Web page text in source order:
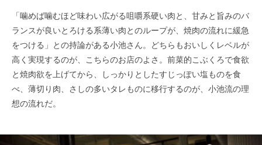
「噛めば噛むほど味わい広がる咀嚼系硬い肉と、甘みと旨みのバ
ランスが良いとろける系薄い肉とのループが、焼肉の流れに緩急
をつける」との持論がある小池さん。どちらもおいしくレベルが
高く実現するのが、こちらのお店のよさ。前菜的こぶくろで食欲
と焼肉欲を上げてから、しっかりとしたすじっぽい塩ものを食
べ、薄切り肉、さしの多いタレものに移行するのが、小池流の理
想の流れだ。